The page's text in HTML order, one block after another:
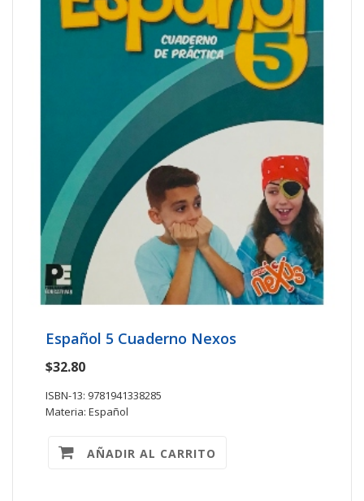
Español 5 Cuaderno Nexos
$32.80
ISBN-13: 9781941338285
Materia: Español
AÑADIR AL CARRITO